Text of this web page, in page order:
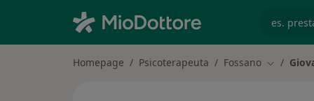
Homepage Psicoterapeuta Fossano Cambia